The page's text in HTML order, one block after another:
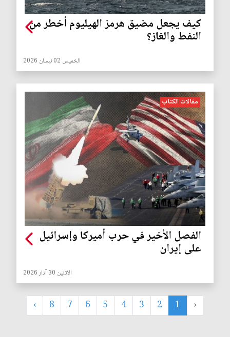
كيف يجعل مضيق هرمز الهيليوم أخطر من
النفط والغاز؟
الخميس 02 نيسان 2026
مقالات الكتاب
الفصل الأخير في حرب أميركا وإسرائيل
على إيران
الأثنين 30 آذار 2026
‹
1
2
3
4
5
6
7
8
›